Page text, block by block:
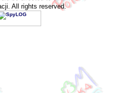
All rights reserved.